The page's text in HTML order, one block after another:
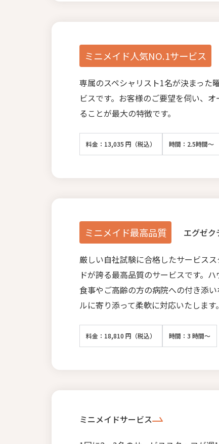
ミニメイド人気NO.1サービス
専属のスペシャリスト1名が決まった
ビスです。お客様のご要望を伺い、
ることが最大の特徴です。
料金：13,035 円（税込） 時間：2.5時間～
ミニメイド最高品質 エグゼク
厳しい自社試験に合格したサービス
ドが誇る最高品質のサービスです。
食事やご高齢の方の病院への付き添
ルに寄り添って柔軟に対応いたします。
料金：18,810 円（税込） 時間：3 時間～
ミニメイドサービス